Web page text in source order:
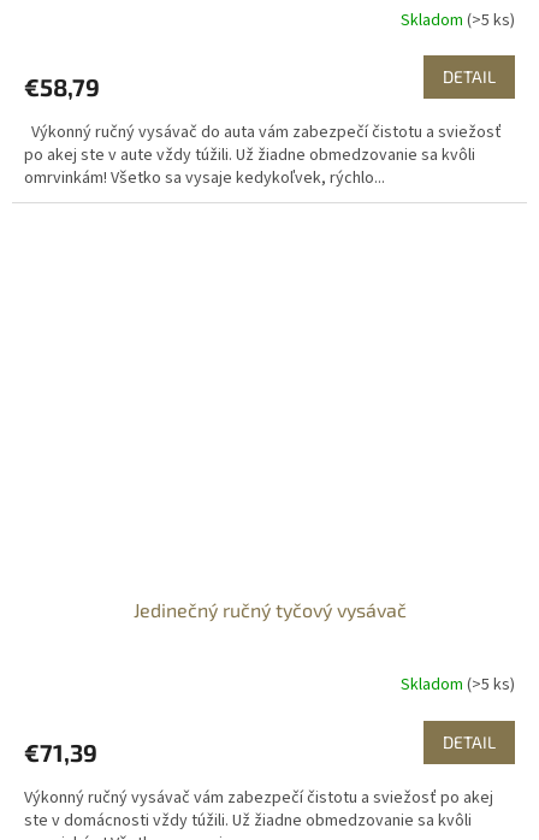
Skladom (>5 ks)
€58,79 DETAIL
Výkonný ručný vysávač do auta vám zabezpečí čistotu a sviežosť
po akej ste v aute vždy túžili. Už žiadne obmedzovanie sa kvôli
omrvinkám! Všetko sa vysaje kedykoľvek, rýchlo...
Jedinečný ručný tyčový vysávač
Skladom (>5 ks)
€71,39 DETAIL
Výkonný ručný vysávač vám zabezpečí čistotu a sviežosť po akej
ste v domácnosti vždy túžili. Už žiadne obmedzovanie sa kvôli